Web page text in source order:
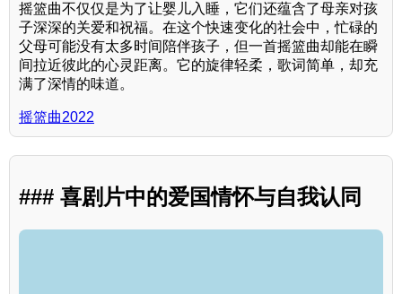
摇篮曲不仅仅是为了让婴儿入睡，它们还蕴含了母亲对孩
子深深的关爱和祝福。在这个快速变化的社会中，忙碌的
父母可能没有太多时间陪伴孩子，但一首摇篮曲却能在瞬
间拉近彼此的心灵距离。它的旋律轻柔，歌词简单，却充
满了深情的味道。
摇篮曲2022
### 喜剧片中的爱国情怀与自我认同